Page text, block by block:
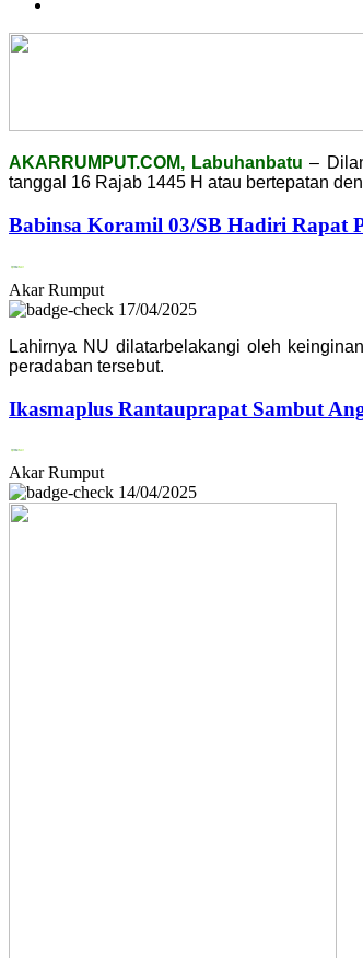
AKARRUMPUT.COM, Labuhanbatu –
tanggal 16 Rajab 1445 H atau bertepatan
Babinsa Koramil 03/SB Hadiri Rapat
Akar Rumput
17/04/2025
Lahirnya NU dilatarbelakangi oleh
peradaban tersebut.
Ikasmaplus Rantauprapat Sambut
Akar Rumput
14/04/2025